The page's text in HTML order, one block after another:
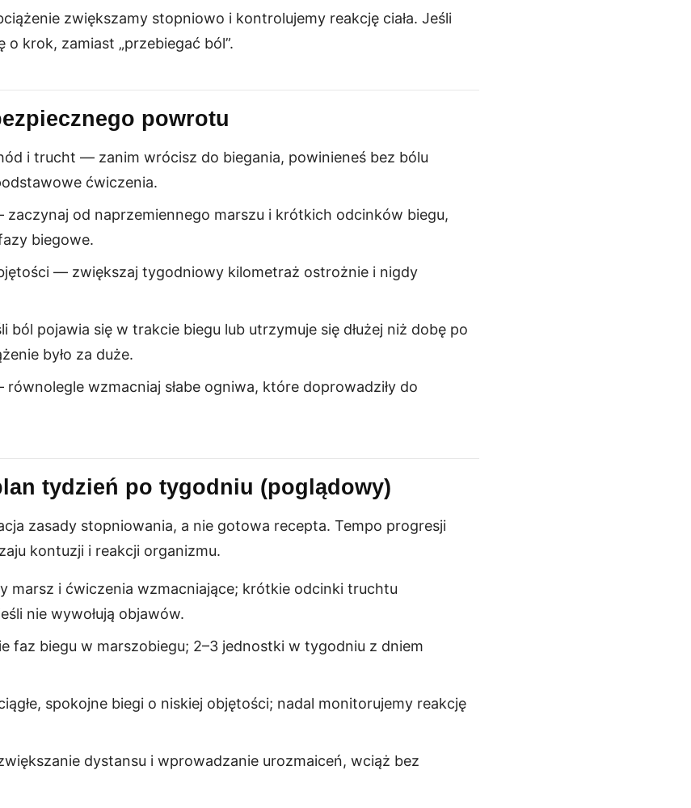
zwiększamy stopniowo i kontrolujemy reakcję ciała. Jeśli
krok, zamiast „przebiegać ból”.
powrotu
i trucht — zanim wrócisz do biegania, powinieneś bez bólu
ćwiczenia.
od naprzemiennego marszu i krótkich odcinków biegu,
biegowe.
— zwiększaj tygodniowy kilometraż ostrożnie i nigdy
ból pojawia się w trakcie biegu lub utrzymuje się dłużej niż dobę po
było za duże.
wzmacniaj słabe ogniwa, które doprowadziły do
tydzień po tygodniu (poglądowy)
zasady stopniowania, a nie gotowa recepta. Tempo progresji
kontuzji i reakcji organizmu.
marsz i ćwiczenia wzmacniające; krótkie odcinki truchtu
nie wywołują objawów.
faz biegu w marszobiegu; 2–3 jednostki w tygodniu z dniem
spokojne biegi o niskiej objętości; nadal monitorujemy reakcję
dystansu i wprowadzanie urozmaiceń, wciąż bez